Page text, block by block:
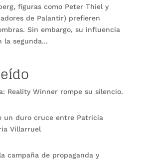
figuras como Peter Thiel y
de Palantir) prefieren
Sin embargo, su influencia
la segunda...
Reality Winner rompe su silencio.
un duro cruce entre Patricia
Villarruel
campaña de propaganda y